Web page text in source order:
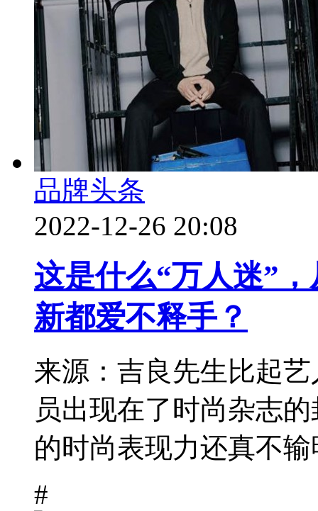
品牌头条
2022-12-26 20:08
这是什么“万人迷”
新都爱不释手？
来源：吉良先生比起
员出现在了时尚杂志
的时尚表现力还真不
#